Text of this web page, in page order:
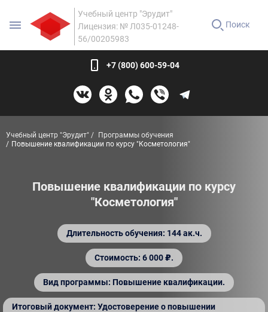
Учебный центр "Эрудит"
Лицензия: № Л035-01248-
56/00205983
Поиск
+7 (800) 600-59-04
Учебный центр "Эрудит"
Программы обучения
Повышение квалификации по курсу "Косметология"
Повышение квалификации по курсу
"Косметология"
Длительность обучения: 144 ак.ч.
Стоимость: 6 000 ₽.
Вид программы: Повышение квалификации.
Итоговый документ: Удостоверение о повышении